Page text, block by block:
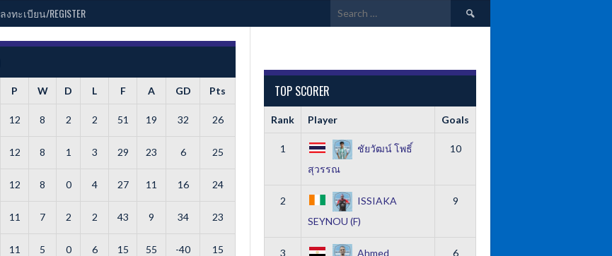
ลงทะเบียน/REGISTER
Search
for:
P W D L F A GD Pts
12 8 2 2 51 19 32 26
12 8 1 3 29 23 6 25
12 8 0 4 27 11 16 24
11 7 2 2 43 9 34 23
11 5 0 6 15 55 -40 15
TOP SCORER
Rank Player Goals
1
ชัยวัฒน์ โพธิ์
สุวรรณ
10
2
ISSIAKA
SEYNOU (F)
9
3
Ahmed
6